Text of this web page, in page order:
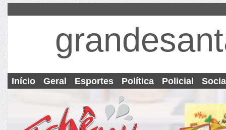
Início Geral Esportes Política Policial